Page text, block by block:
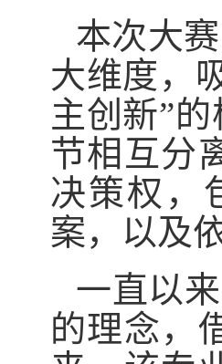
本次大
大维度，
主创新”
节相互分
决策权，
案，以及
一直以
的理念，